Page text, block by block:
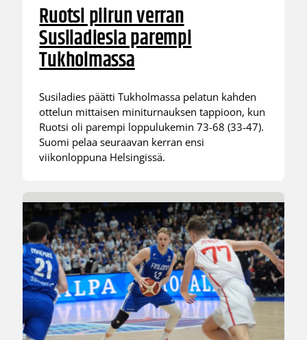
Ruotsi piirun verran
Susiladiesia parempi
Tukholmassa
Susiladies päätti Tukholmassa pelatun kahden
ottelun mittaisen miniturnauksen tappioon, kun
Ruotsi oli parempi loppulukemin 73-68 (33-47).
Suomi pelaa seuraavan kerran ensi
viikonloppuna Helsingissä.